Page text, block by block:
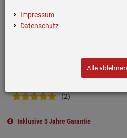
(2)
Inklusive 5 Jahre Garantie
Impressum
Datenschutz
Alle ablehnen